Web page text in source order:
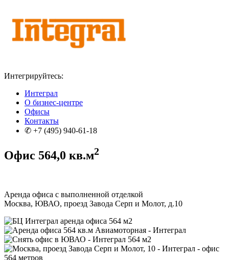
Интегрируйтесь:
Интеграл
О бизнес-центре
Офисы
Контакты
✆ +7 (495) 940-61-18
Офис 564,0 кв.м2
Аренда офиса с выполненной отделкой
Москва, ЮВАО, проезд Завода Серп и Молот, д.10